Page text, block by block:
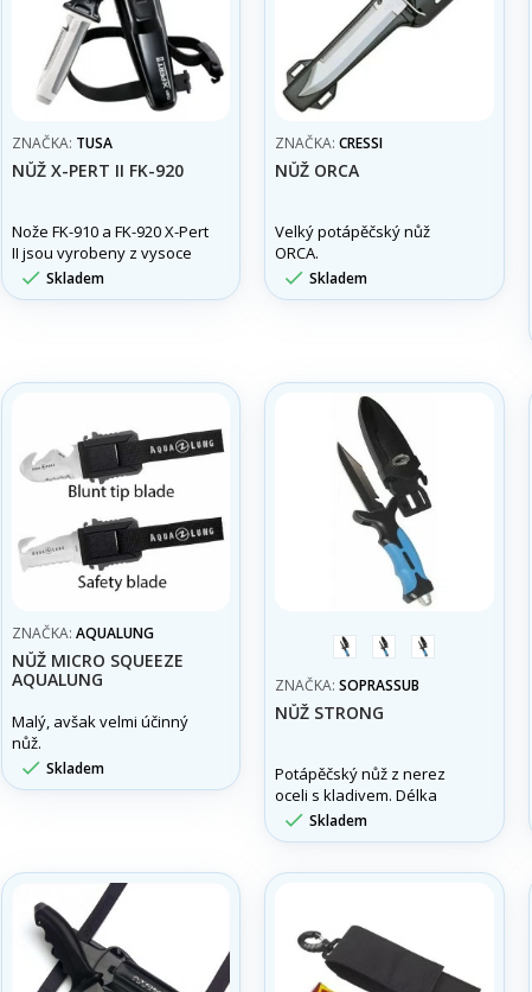
ZNAČKA: TUSA
NŮŽ X-PERT II FK-920
Nože FK-910 a FK-920 X-Pert
II jsou vyrobeny z vysoce
kvalitní a odolné nerezové
oceli 420.
 Skladem
ZNAČKA: CRESSI
NŮŽ ORCA
Velký potápěčský nůž
ORCA.
 Skladem
ZNAČKA: AQUALUNG
NŮŽ MICRO SQUEEZE
AQUALUNG
Malý, avšak velmi účinný
nůž.
 Skladem
modrážlutá šedá
ZNAČKA: SOPRASSUB
NŮŽ STRONG
Potápěčský nůž z nerez
oceli s kladivem. Délka
ostří 11 cm.
 Skladem